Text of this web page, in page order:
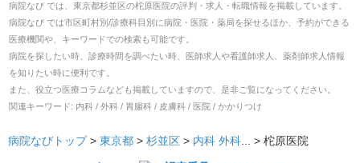
病院なび では、 東京都杉並区の柁原医院の評判・求人・転職情報を掲載しています。
病院なび では市区町村別/診療科目別に病院・医院・薬局を探せるほか、予約ができる
医療機関や、キーワードでの検索も可能です。
病院を探したい時、診療時間を調べたい時、医師求人や看護師求人、薬剤師求人情報
を知りたい時に便利です。
また、役立つ医療コラムなども掲載していますので、是非ご覧になってください。
関連キーワード: 内科 / 外科 / 胃腸科 / 皮膚科 / 医院 / かかりつけ
病院なびトップ > 東京都 > 杉並区 > 内科 外科... > 柁原医院